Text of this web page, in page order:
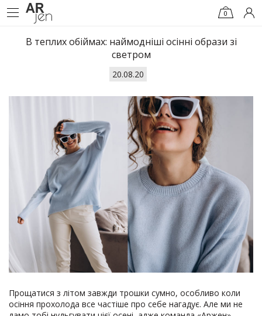
0
В теплих обіймах: наймодніші осінні образи зі
светром
20.08.20
Прощатися з літом завжди трошки сумно, особливо коли
осіння прохолода все частіше про себе нагадує. Але ми не